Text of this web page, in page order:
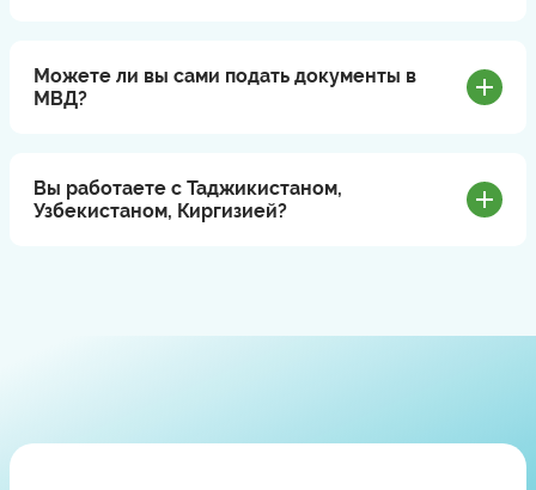
Можете ли вы сами подать документы в
МВД?
Вы работаете с Таджикистаном,
Узбекистаном, Киргизией?